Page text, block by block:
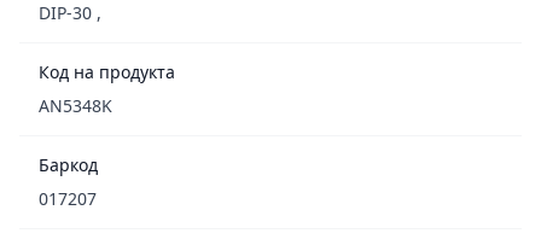
DIP-30 ,
Код на продукта
AN5348K
Баркод
017207